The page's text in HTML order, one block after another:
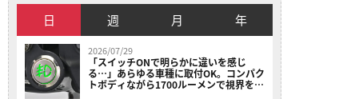
日 週 月 年
2026/07/29
「スイッチONで明らかに違いを感じ
る…」あらゆる車種に取付OK。コンパク
トボディながら1700ルーメンで視界を確